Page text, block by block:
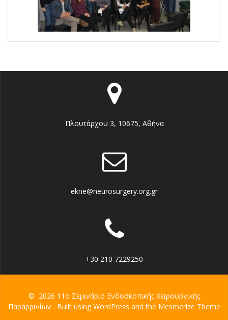
Πλουτάρχου 3, 10675, Αθήνα
ekne@neurosurgery.org.gr
+30 210 7229250
© 2026 11ο Σεμινάριο Ενδοσκοπικής Χειρουργικής
Παραρρινίων . Built using WordPress and the Mesmerize Theme